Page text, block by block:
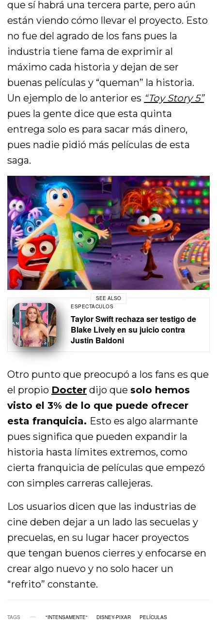
que sí habrá una tercera parte, pero aún
están viendo cómo llevar el proyecto. Esto
no fue del agrado de los fans pues la
industria tiene fama de exprimir al
máximo cada historia y dejan de ser
buenas películas y “queman” la historia.
Un ejemplo de lo anterior es “Toy Story 5”
pues la gente dice que esta quinta
entrega solo es para sacar más dinero,
pues nadie pidió más películas de esta
saga.
SEE ALSO
ESPECTÁCULOS
Taylor Swift rechaza ser testigo de
Blake Lively en su juicio contra
Justin Baldoni
Otro punto que preocupó a los fans es que
el propio Docter dijo que solo hemos
visto el 3% de lo que puede ofrecer
esta franquicia. Esto es algo alarmante
pues significa que pueden expandir la
historia hasta límites extremos, como
cierta franquicia de películas que empezó
con simples carreras callejeras.
Los usuarios dicen que las industrias de
cine deben dejar a un lado las secuelas y
precuelas, en su lugar hacer proyectos
que tengan buenos cierres y enfocarse en
crear algo nuevo y no solo hacer un
“refrito” constante.
TAGS "INTENSAMENTE" DISNEY-PIXAR PELÍCULAS